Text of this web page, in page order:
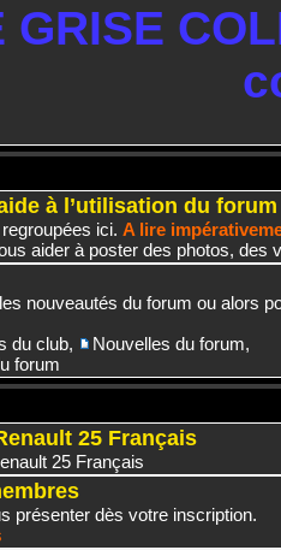
GRISE
à l’utilisation du forum
ici. A lire
aider à poster des photos, des
nouveautés du forum ou alors
du club, Nouvelles du forum,
forum
25 Français
25 Français
présenter dès votre inscription.